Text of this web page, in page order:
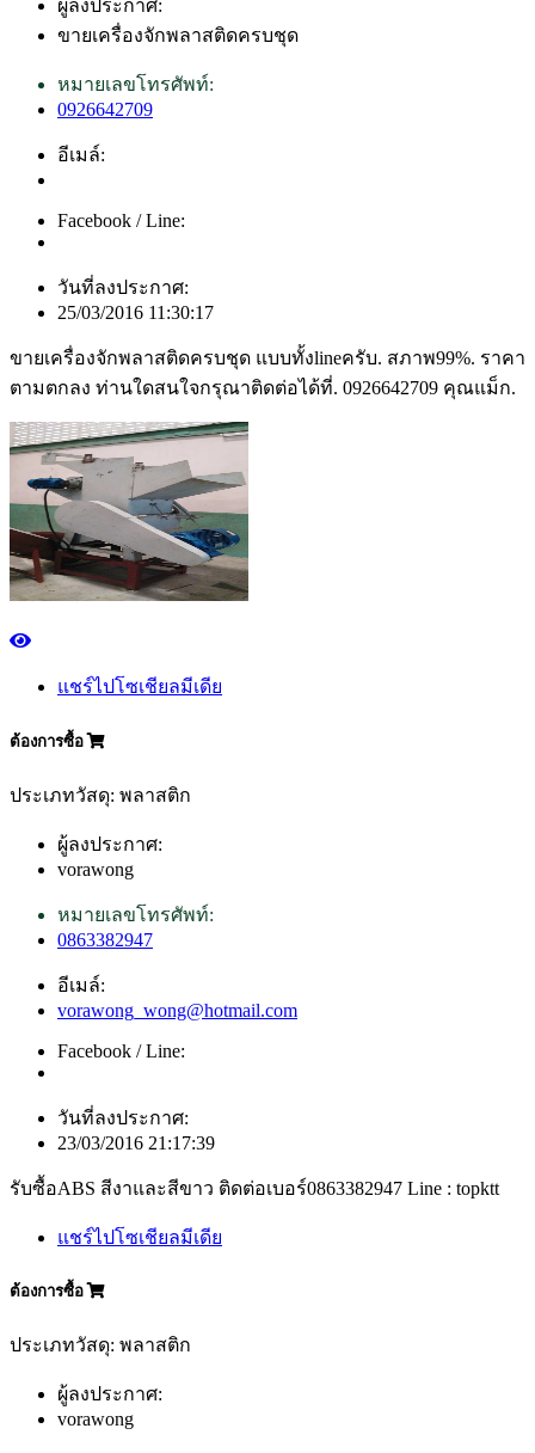
ผู้ลงประกาศ:
ขายเครื่องจักพลาสติดครบชุด
หมายเลขโทรศัพท์:
0926642709
อีเมล์:
Facebook / Line:
วันที่ลงประกาศ:
25/03/2016 11:30:17
ขายเครื่องจักพลาสติดครบชุด แบบทั้งlineครับ. สภาพ99%. ราคา
ตามตกลง ท่านใดสนใจกรุณาติดต่อได้ที่. 0926642709 คุณแม็ก.
แชร์ไปโซเชียลมีเดีย
ต้องการซื้อ
ประเภทวัสดุ: พลาสติก
ผู้ลงประกาศ:
vorawong
หมายเลขโทรศัพท์:
0863382947
อีเมล์:
vorawong_wong@hotmail.com
Facebook / Line:
วันที่ลงประกาศ:
23/03/2016 21:17:39
รับซื้อABS สีงาและสีขาว ติดต่อเบอร์0863382947 Line : topktt
แชร์ไปโซเชียลมีเดีย
ต้องการซื้อ
ประเภทวัสดุ: พลาสติก
ผู้ลงประกาศ:
vorawong